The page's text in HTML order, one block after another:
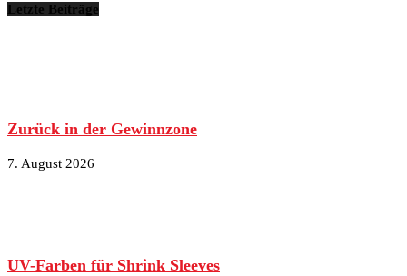
Letzte Beiträge
Zurück in der Gewinnzone
7. August 2026
UV-Farben für Shrink Sleeves